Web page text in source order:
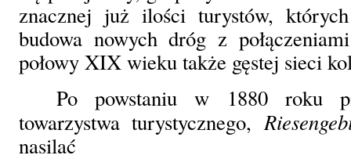
znacznej już ilości turystów, których
budowa nowych dróg z
połowy XIX wieku także gęstej sieci
Po powstaniu w 1880 roku
towarzystwa turystycznego,
nasilać